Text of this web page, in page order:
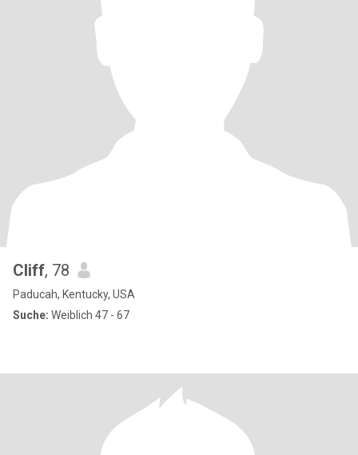
Cliff, 78
Paducah, Kentucky, USA
Suche: Weiblich 47 - 67